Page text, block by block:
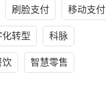
刷脸支付 移动支付
转型 科脉
智慧零售